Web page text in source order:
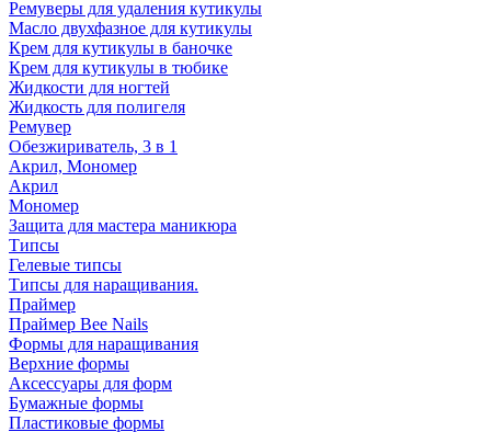
Ремуверы для удаления кутикулы
Масло двухфазное для кутикулы
Крем для кутикулы в баночке
Крем для кутикулы в тюбике
Жидкости для ногтей
Жидкость для полигеля
Ремувер
Обезжириватель, 3 в 1
Акрил, Мономер
Акрил
Мономер
Защита для мастера маникюра
Типсы
Гелевые типсы
Типсы для наращивания.
Праймер
Праймер Bee Nails
Формы для наращивания
Верхние формы
Аксессуары для форм
Бумажные формы
Пластиковые формы